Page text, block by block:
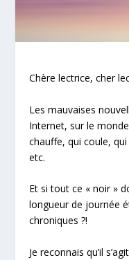
Chère lectrice, cher
Lesmauvaises
Internet, sur le
chauffe, qui coule,
etc.
Et si tout ce «noir »
longueur de journée
chroniques ?!
Je reconnais qu’il